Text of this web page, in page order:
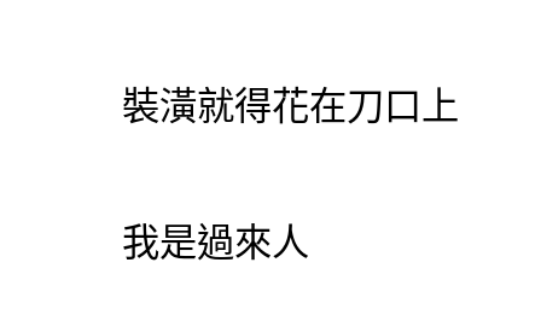
裝潢就得花在刀口上
我是過來人